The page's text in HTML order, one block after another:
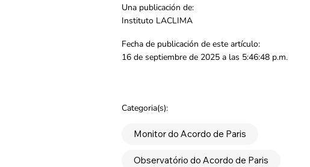
Una publicación de:
Instituto LACLIMA
Fecha de publicación de este artículo:
16 de septiembre de 2025 a las 5:46:48 p.m.
Categoria(s):
Monitor do Acordo de Paris
Observatório do Acordo de Paris